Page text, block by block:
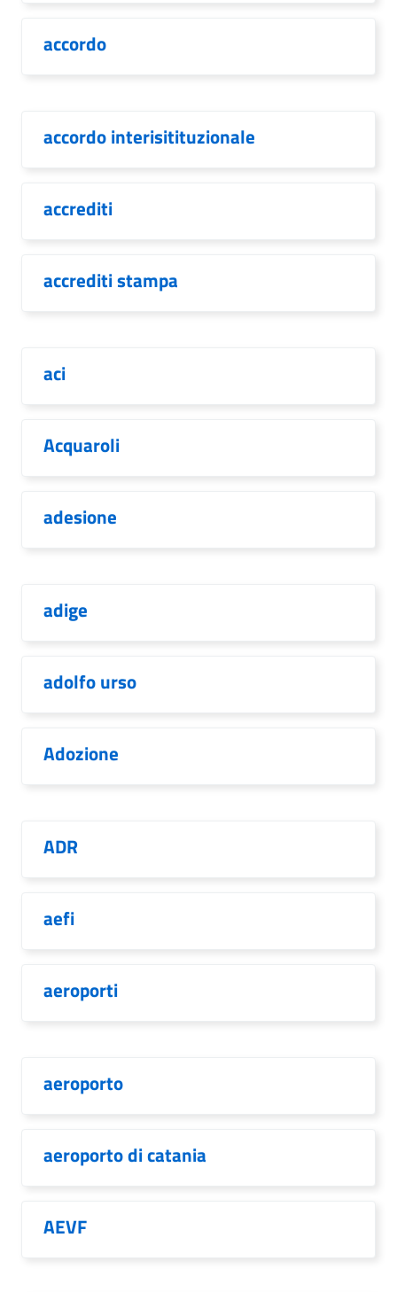
accordo
accordo interisitituzionale
accrediti
accrediti stampa
aci
Acquaroli
adesione
adige
adolfo urso
Adozione
ADR
aefi
aeroporti
aeroporto
aeroporto di catania
AEVF